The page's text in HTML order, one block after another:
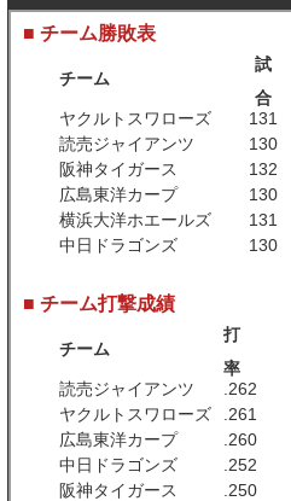
■ チーム勝敗表
チーム
試
合
ヤクルトスワローズ
131
読売ジャイアンツ
130
阪神タイガース
132
広島東洋カープ
130
横浜大洋ホエールズ
131
中日ドラゴンズ
130
■ チーム打撃成績
チーム
打
率
読売ジャイアンツ
.262
ヤクルトスワローズ
.261
広島東洋カープ
.260
中日ドラゴンズ
.252
阪神タイガース
.250